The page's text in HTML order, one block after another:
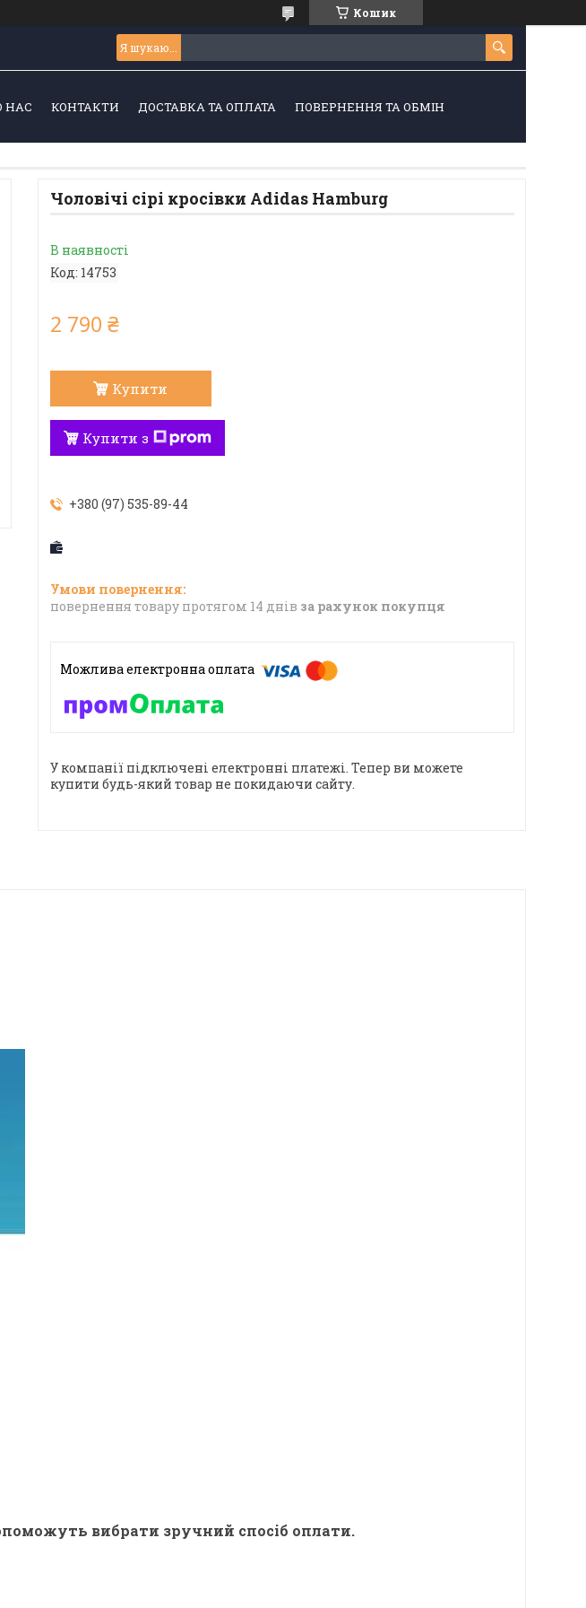
Кошик
НАС КОНТАКТИ ДОСТАВКА ТА ОПЛАТА ПОВЕРНЕННЯ ТА ОБМІН
Чоловічі сірі кросівки Adidas Hamburg
В наявності
Код: 14753
2 790 ₴
Купити
Купити з
+380 (97) 535-89-44
повернення товару протягом 14 днів за рахунок покупця
У компанії підключені електронні платежі. Тепер ви можете
купити будь-який товар не покидаючи сайту.
вибрати зручний спосіб оплати.